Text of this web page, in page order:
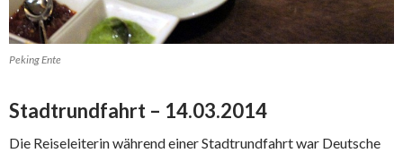
Peking Ente
Stadtrundfahrt – 14.03.2014
Die Reiseleiterin während einer Stadtrundfahrt war Deutsche